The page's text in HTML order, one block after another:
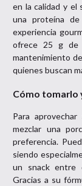
en la calidad y el
una proteína de
experiencia
ofrece 25 g de
mantenimiento
quienes buscan
Cómo tomarlo
Para
mezclar una
preferencia.
siendo
un snack entre
Gracias a su